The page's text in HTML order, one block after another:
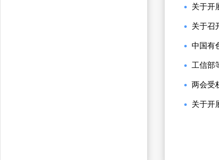
关于开
关于召
中国有
工信部
两会受
关于开